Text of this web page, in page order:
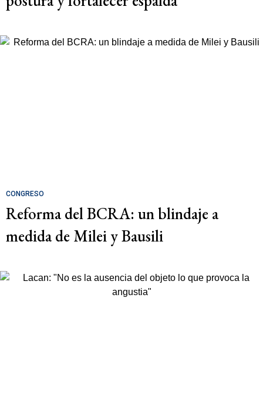
CONGRESO
Reforma del BCRA: un blindaje a
medida de Milei y Bausili